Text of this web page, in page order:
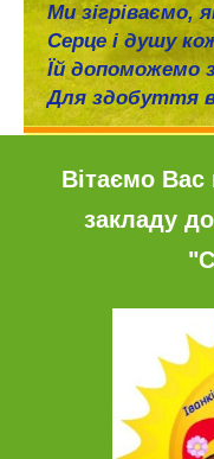
Ми зігріваємо,
Серце і душу
Їй допоможемо
Для здобуття
Вітаємо Вас
закладу